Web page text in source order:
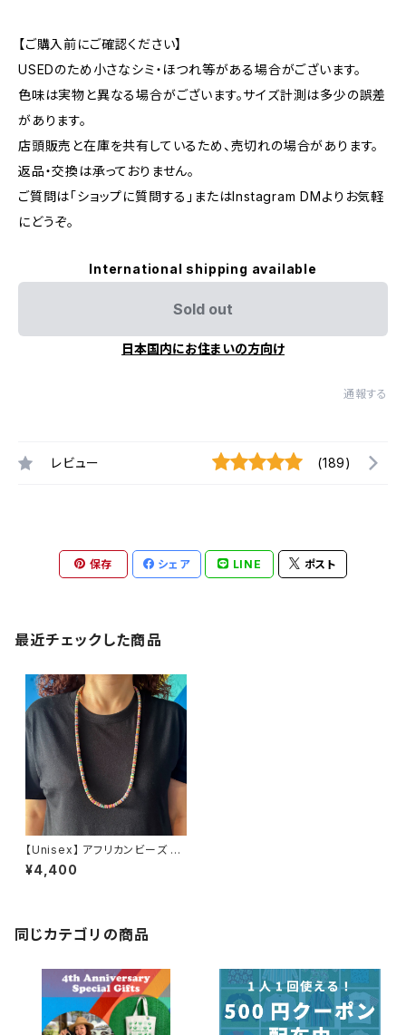
【ご購入前にご確認ください】
USEDのため小さなシミ・ほつれ等がある場合がございます。
色味は実物と異なる場合がございます。サイズ計測は多少の誤差
があります。
店頭販売と在庫を共有しているため、売切れの場合があります。
返品・交換は承っておりません。
ご質問は「ショップに質問する」またはInstagram DMよりお気軽
にどうぞ。
International shipping available
Sold out
日本国内にお住まいの方向け
通報する
レビュー (189)
保存 シェア LINE ポスト
最近チェックした商品
【Unisex】 アフリカンビーズ ネ
ックレス / アクセサリー 古着
¥4,400
同じカテゴリの商品